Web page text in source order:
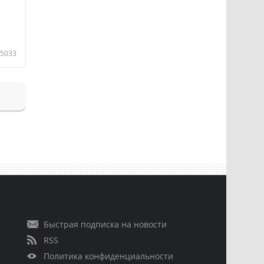
5033
Быстрая подписка на новости
RSS
Политика конфиденциальности